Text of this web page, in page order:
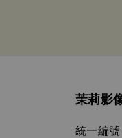
茉莉影
統一編